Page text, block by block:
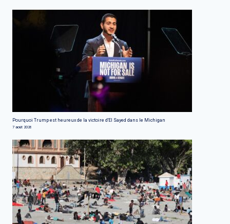
Pourquoi Trump est heureux de la victoire d'El Sayed dans le Michigan
7 août 2026